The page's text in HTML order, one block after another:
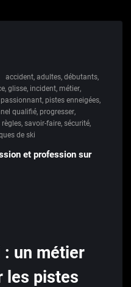
accident, adultes, débutants,
, glisse, incident, métier,
passionnant, pistes enneigées,
qualifié, progresser,
règles, savoir-faire, sécurité,
de ski
et profession sur
un métier
les pistes